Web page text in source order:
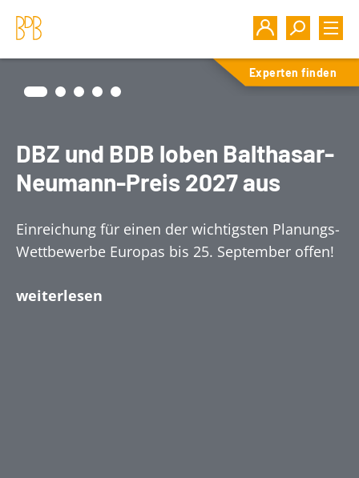
Experten finden
DBZ und BDB loben Balthasar-
Neumann-Preis 2027 aus
Einreichung für einen der wichtigsten Planungs-
Wettbewerbe Europas bis 25. September offen!
weiterlesen